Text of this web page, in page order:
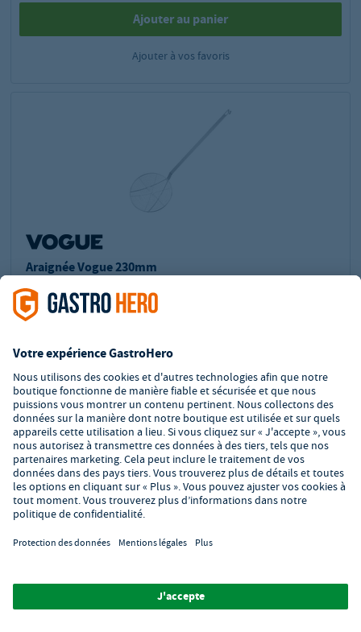
Ajouter au panier
Ajouter à vos favoris
Araignée Vogue 230mm
acier inoxydable de haute qualité
longueur du manche : 500 mm
Délai de livraison : 4 - 7 jours ouvrables
Vérifiez la quantité minimale d'achat de2pièces.
PVC²:
21,99 €
Prix:
18,09 €
Vous économisez: 3,90 €
Ajouter au panier